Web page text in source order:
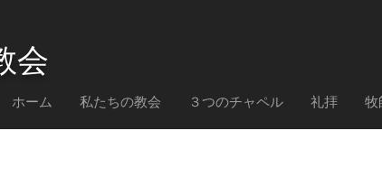
会
ホーム 私たちの教会 ３つのチャペル 礼拝 牧